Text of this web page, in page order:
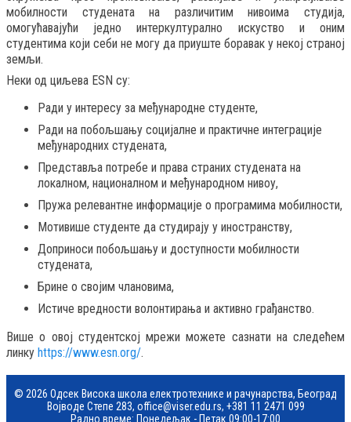
мобилности студената на различитим нивоима студија,
омогућавајући једно интеркултурално искуство и оним
студентима који себи не могу да приуште боравак у некој страној
земљи.
Неки од циљева ESN су:
Ради у интересу за међународне студенте,
Ради на побољшању социјалне и практичне интеграције
међународних студената,
Представља потребе и права страних студената на
локалном, националном и међународном нивоу,
Пружа релевантне информације о програмима мобилности,
Мотивише студенте да студирају у иностранству,
Доприноси побољшању и доступности мобилности
студената,
Брине о својим члановима,
Истиче вредности волонтирања и активно грађанство.
Више о овој студентској мрежи можете сазнати на следећем
линку https://www.esn.org/.
© 2026 Одсек Висока школа електротехнике и рачунарства, Београд
Војводе Степе 283, office@viser.edu.rs, +381 11 2471 099
Радно време: Понедељак - Петак 09:00-17:00